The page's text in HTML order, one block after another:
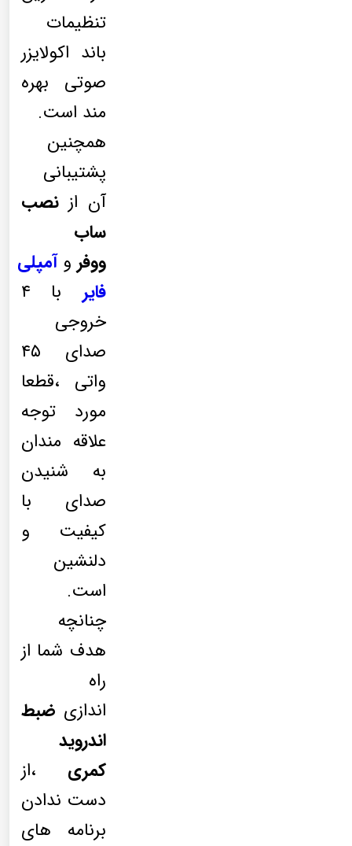
تنظیمات
باند اکولایزر
صوتی بهره
مند است.
همچنین
پشتیبانی
آن از نصب
ساب
ووفر و آمپلی
فایر
با ۴
خروجی
صدای ۴۵
واتی ،قطعا
مورد توجه
علاقه مندان
به شنیدن
صدای با
کیفیت و
دلنشین
است.
چنانچه
هدف شما از
راه
اندازی ضبط
اندروید
کمری ،از
دست ندادن
برنامه های